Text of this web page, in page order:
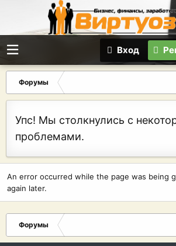
Вход
Форумы
Упс! Мы столкнулись с
проблемами.
An error occurred while the page was being
again later.
Форумы